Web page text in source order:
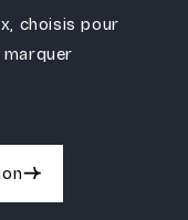
choisis pour